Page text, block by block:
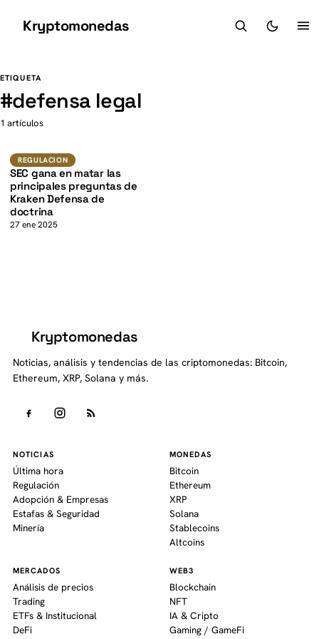
Kryptomonedas
ETIQUETA
#defensa legal
1 artículos
Regulacion
K
REGULACION
SEC gana en matar las
principales preguntas de
Kraken Defensa de
doctrina
27 ene 2025
Kryptomonedas
Noticias, análisis y tendencias de las criptomonedas: Bitcoin,
Ethereum, XRP, Solana y más.
NOTICIAS
Última hora
Regulación
Adopción & Empresas
Estafas & Seguridad
Minería
MONEDAS
Bitcoin
Ethereum
XRP
Solana
Stablecoins
Altcoins
MERCADOS
Análisis de precios
Trading
ETFs & Institucional
DeFi
WEB3
Blockchain
NFT
IA & Cripto
Gaming / GameFi